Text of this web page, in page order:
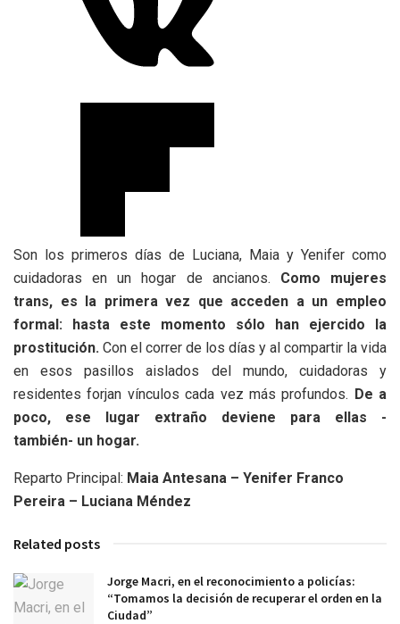
Son los primeros días de Luciana, Maia y Yenifer como
cuidadoras en un hogar de ancianos. Como mujeres
trans, es la primera vez que acceden a un empleo
formal: hasta este momento sólo han ejercido la
prostitución. Con el correr de los días y al compartir la vida
en esos pasillos aislados del mundo, cuidadoras y
residentes forjan vínculos cada vez más profundos. De a
poco, ese lugar extraño deviene para ellas -
también- un hogar.
Reparto Principal: Maia Antesana – Yenifer Franco
Pereira – Luciana Méndez
Related posts
Jorge Macri, en el reconocimiento a policías:
“Tomamos la decisión de recuperar el orden en la
Ciudad”